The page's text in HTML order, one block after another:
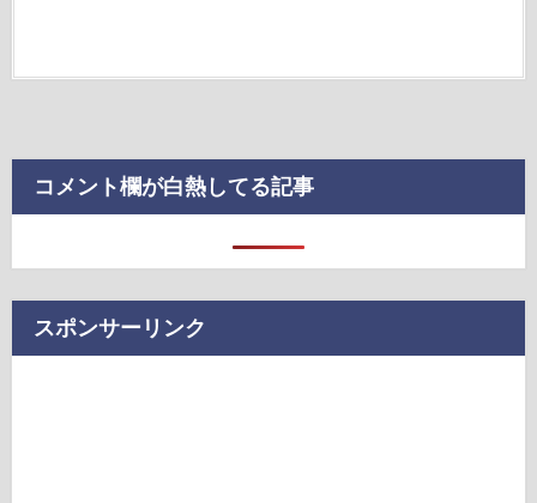
コメント欄が白熱してる記事
スポンサーリンク